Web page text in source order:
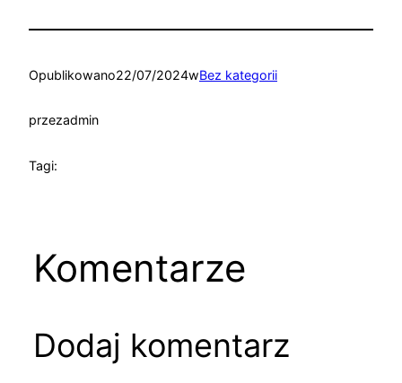
Opublikowano22/07/2024wBez kategorii
przezadmin
Tagi:
Komentarze
Dodaj komentarz